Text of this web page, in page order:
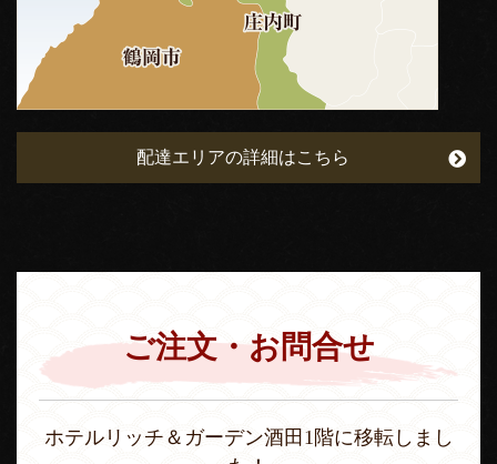
配達エリアの詳細はこちら
ご注文・お問合せ
ホテルリッチ＆ガーデン酒田1階に移転しまし